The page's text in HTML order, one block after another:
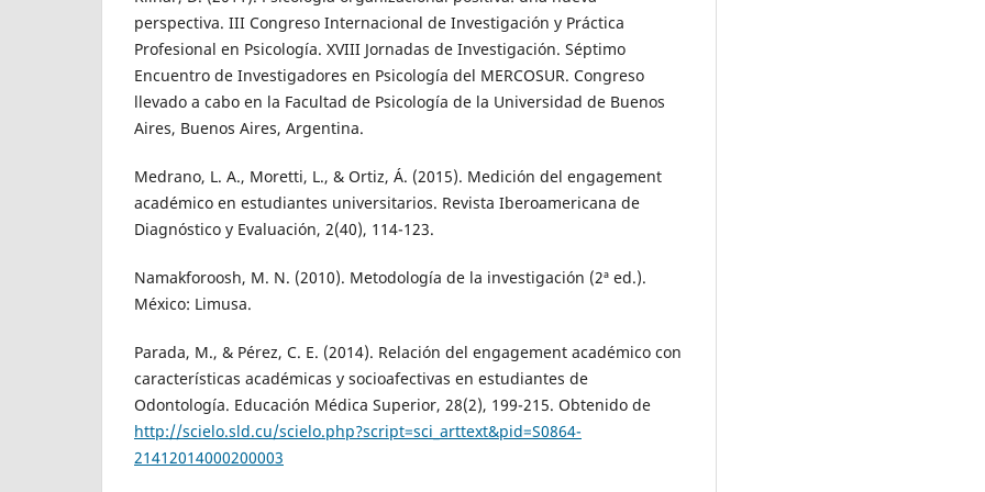
perspectiva. III Congreso Internacional de Investigación y Práctica
Profesional en Psicología. XVIII Jornadas de Investigación. Séptimo
Encuentro de Investigadores en Psicología del MERCOSUR. Congreso
llevado a cabo en la Facultad de Psicología de la Universidad de Buenos
Aires, Buenos Aires, Argentina.
Medrano, L. A., Moretti, L., & Ortiz, Á. (2015). Medición del engagement
académico en estudiantes universitarios. Revista Iberoamericana de
Diagnóstico y Evaluación, 2(40), 114-123.
Namakforoosh, M. N. (2010). Metodología de la investigación (2ª ed.).
México: Limusa.
Parada, M., & Pérez, C. E. (2014). Relación del engagement académico con
características académicas y socioafectivas en estudiantes de
Odontología. Educación Médica Superior, 28(2), 199-215. Obtenido de
http://scielo.sld.cu/scielo.php?script=sci_arttext&pid=S0864-
21412014000200003